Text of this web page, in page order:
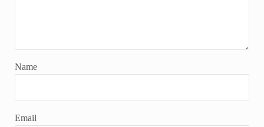
Name
Email